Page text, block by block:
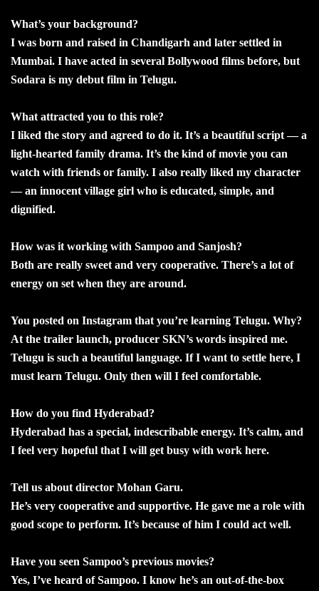
What’s your background?
I was born and raised in Chandigarh and later settled in
Mumbai. I have acted in several Bollywood films before, but
Sodara is my debut film in Telugu.
What attracted you to this role?
I liked the story and agreed to do it. It’s a beautiful script — a
light-hearted family drama. It’s the kind of movie you can
watch with friends or family. I also really liked my character
— an innocent village girl who is educated, simple, and
dignified.
How was it working with Sampoo and Sanjosh?
Both are really sweet and very cooperative. There’s a lot of
energy on set when they are around.
You posted on Instagram that you’re learning Telugu. Why?
At the trailer launch, producer SKN’s words inspired me.
Telugu is such a beautiful language. If I want to settle here, I
must learn Telugu. Only then will I feel comfortable.
How do you find Hyderabad?
Hyderabad has a special, indescribable energy. It’s calm, and
I feel very hopeful that I will get busy with work here.
Tell us about director Mohan Garu.
He’s very cooperative and supportive. He gave me a role with
good scope to perform. It’s because of him I could act well.
Have you seen Sampoo’s previous movies?
Yes, I’ve heard of Sampoo. I know he’s an out-of-the-box